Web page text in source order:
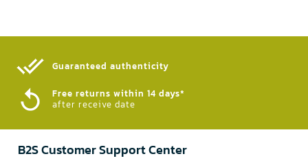
Guaranteed authenticity​
Free returns within 14 days*
after receive date
B2S Customer Support Center